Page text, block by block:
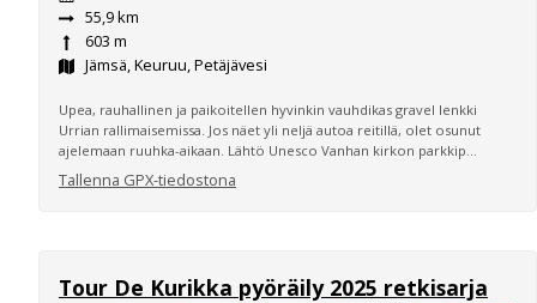
55,9 km
603 m
Jämsä, Keuruu, Petäjävesi
Upea, rauhallinen ja paikoitellen hyvinkin vauhdikas gravel lenkki
Urrian rallimaisemissa. Jos näet yli neljä autoa reitillä, olet osunut
ajelemaan ruuhka-aikaan. Lähtö Unesco Vanhan kirkon parkkip...
Tallenna GPX-tiedostona
Tour De Kurikka pyöräily 2025 retkisarja